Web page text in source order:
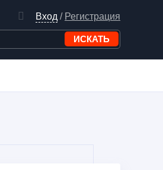
Вход / Регистрация